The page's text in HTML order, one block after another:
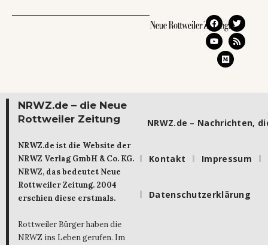
NRWZ.de – die Neue
Rottweiler Zeitung
NRWZ.de ist die Website der
NRWZ Verlag GmbH & Co. KG.
NRWZ, das bedeutet Neue
Rottweiler Zeitung. 2004
erschien diese erstmals.
Rottweiler Bürger haben die
NRWZ ins Leben gerufen. Im
NRWZ.de – Nachrichten,
Kontakt Impressum
Datenschutzerklärung